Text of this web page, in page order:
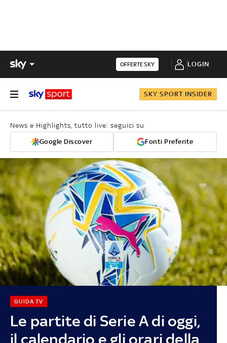
OFFERTE SKY LOGIN
SKY SPORT INSIDER
News e Highlights, tutto live: seguici su
Google Discover Fonti Preferite
Le partite di Serie A di oggi,
il calendario e gli orari della
GUIDA TV